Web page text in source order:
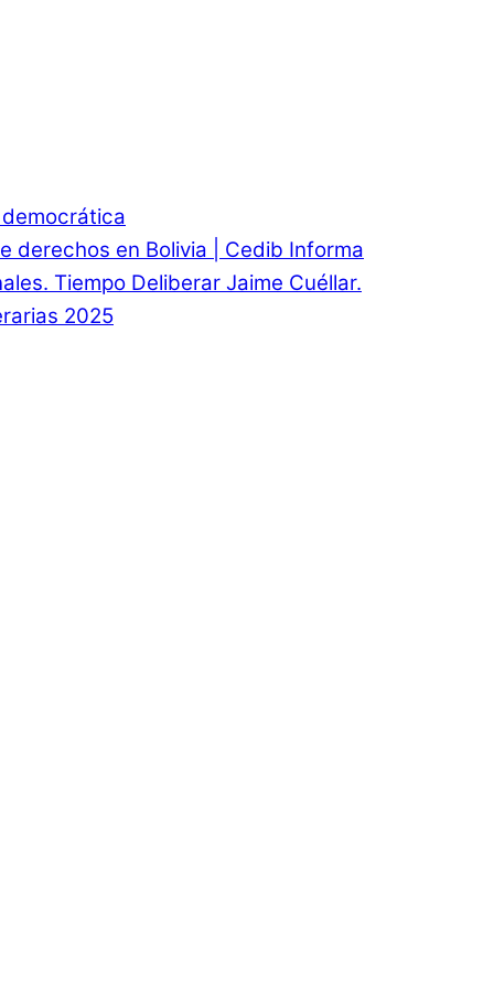
derechos en Bolivia | Cedib Informa
Tiempo Deliberar Jaime Cuéllar.
2025